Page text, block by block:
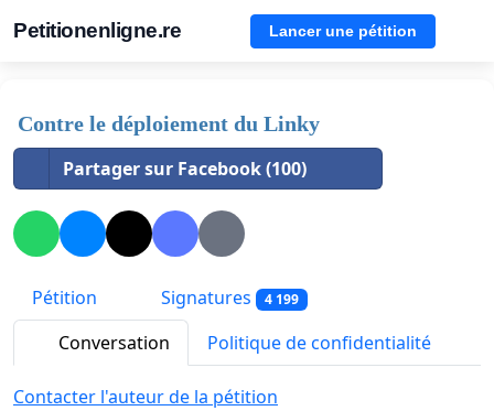
Petitionenligne.re Lancer une pétition
Contre le déploiement du Linky
Partager sur Facebook (100)
Pétition Signatures 4 199
Conversation Politique de confidentialité
Contacter l'auteur de la pétition